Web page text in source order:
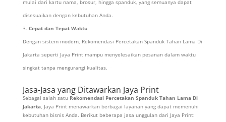
mulai dari kartu nama, brosur, hingga spanduk, yang semuanya dapat
disesuaikan dengan kebutuhan Anda.
Cepat dan Tepat Waktu
Dengan sistem modern, Rekomendasi Percetakan Spanduk Tahan Lama Di
Jakarta seperti Jaya Print mampu menyelesaikan pesanan dalam waktu
singkat tanpa mengurangi kualitas.
Jasa-Jasa yang Ditawarkan Jaya Print
Sebagai salah satu Rekomendasi Percetakan Spanduk Tahan Lama Di
Jakarta, Jaya Print menawarkan berbagai layanan yang dapat memenuhi
kebutuhan bisnis Anda. Berikut beberapa jasa unggulan dari Jaya Print: